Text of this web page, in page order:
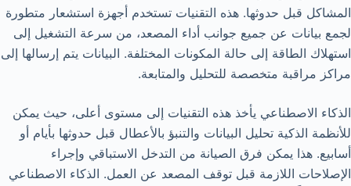
المشاكل قبل حدوثها. هذه التقنيات تستخدم أجهزة استشعار متطورة
لجمع بيانات عن جميع جوانب أداء المصعد، من سرعة التشغيل إلى
استهلاك الطاقة إلى حالة المكونات المختلفة. البيانات يتم إرسالها إلى
مراكز مراقبة متخصصة للتحليل والمتابعة.
الذكاء الاصطناعي يأخذ هذه التقنيات إلى مستوى أعلى، حيث يمكن
للأنظمة الذكية تحليل البيانات والتنبؤ بالأعطال قبل حدوثها بأيام أو
أسابيع. هذا يمكن فرق الصيانة من التدخل الاستباقي وإجراء
الإصلاحات اللازمة قبل توقف المصعد عن العمل. الذكاء الاصطناعي